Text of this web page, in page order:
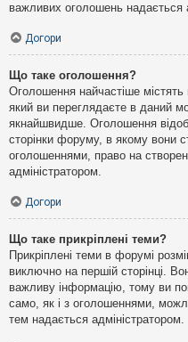
важливих оголошень надається
Догори
Що таке оголошення?
Оголошення найчастіше
який ви переглядаєте в даний
якнайшвидше. Оголошення
сторінки форуму, в якому вони
оголошеннями, право на
адміністратором.
Догори
Що таке прикріплені теми?
Прикріплені теми в форумі
виключно на першій сторінці.
важливу інформацію, тому ви
само, як і з оголошеннями,
тем надається адміністратором.